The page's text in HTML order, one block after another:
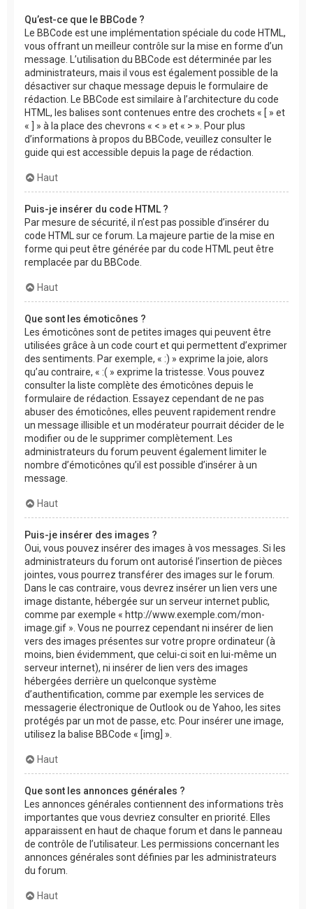
Qu’est-ce que le BBCode ?
Le BBCode est une implémentation spéciale du code HTML,
vous offrant un meilleur contrôle sur la mise en forme d’un
message. L’utilisation du BBCode est déterminée par les
administrateurs, mais il vous est également possible de la
désactiver sur chaque message depuis le formulaire de
rédaction. Le BBCode est similaire à l’architecture du code
HTML, les balises sont contenues entre des crochets « [ » et
« ] » à la place des chevrons « < » et « > ». Pour plus
d’informations à propos du BBCode, veuillez consulter le
guide qui est accessible depuis la page de rédaction.
Haut
Puis-je insérer du code HTML ?
Par mesure de sécurité, il n’est pas possible d’insérer du
code HTML sur ce forum. La majeure partie de la mise en
forme qui peut être générée par du code HTML peut être
remplacée par du BBCode.
Haut
Que sont les émoticônes ?
Les émoticônes sont de petites images qui peuvent être
utilisées grâce à un code court et qui permettent d’exprimer
des sentiments. Par exemple, « :) » exprime la joie, alors
qu’au contraire, « :( » exprime la tristesse. Vous pouvez
consulter la liste complète des émoticônes depuis le
formulaire de rédaction. Essayez cependant de ne pas
abuser des émoticônes, elles peuvent rapidement rendre
un message illisible et un modérateur pourrait décider de le
modifier ou de le supprimer complètement. Les
administrateurs du forum peuvent également limiter le
nombre d’émoticônes qu’il est possible d’insérer à un
message.
Haut
Puis-je insérer des images ?
Oui, vous pouvez insérer des images à vos messages. Si les
administrateurs du forum ont autorisé l’insertion de pièces
jointes, vous pourrez transférer des images sur le forum.
Dans le cas contraire, vous devrez insérer un lien vers une
image distante, hébergée sur un serveur internet public,
comme par exemple « http://www.exemple.com/mon-
image.gif ». Vous ne pourrez cependant ni insérer de lien
vers des images présentes sur votre propre ordinateur (à
moins, bien évidemment, que celui-ci soit en lui-même un
serveur internet), ni insérer de lien vers des images
hébergées derrière un quelconque système
d’authentification, comme par exemple les services de
messagerie électronique de Outlook ou de Yahoo, les sites
protégés par un mot de passe, etc. Pour insérer une image,
utilisez la balise BBCode « [img] ».
Haut
Que sont les annonces générales ?
Les annonces générales contiennent des informations très
importantes que vous devriez consulter en priorité. Elles
apparaissent en haut de chaque forum et dans le panneau
de contrôle de l’utilisateur. Les permissions concernant les
annonces générales sont définies par les administrateurs
du forum.
Haut